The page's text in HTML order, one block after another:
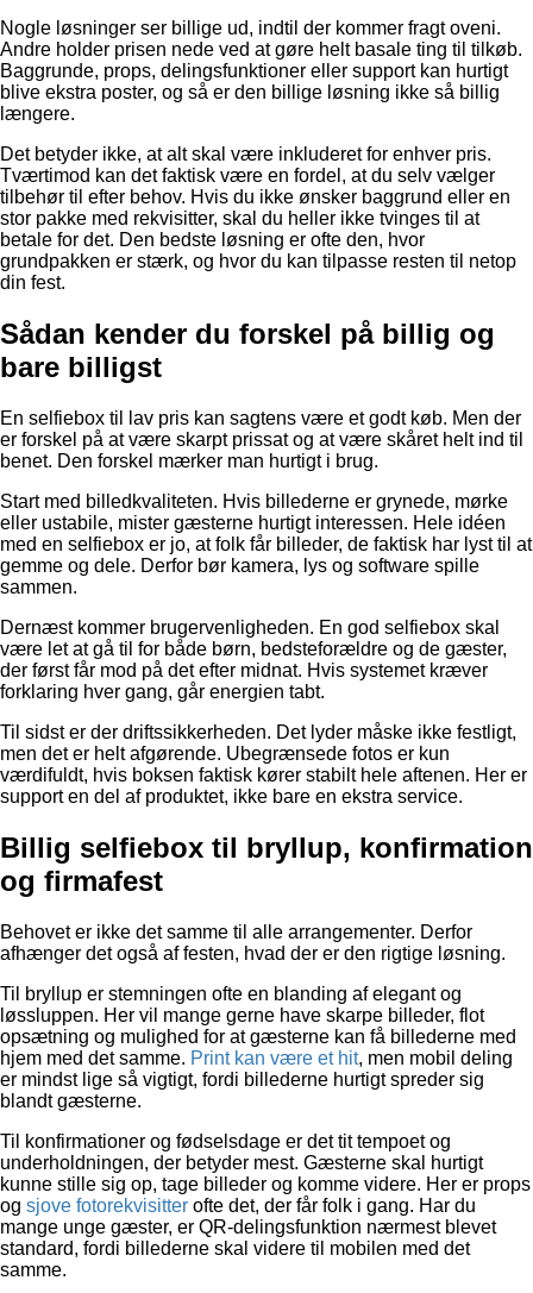
Nogle løsninger ser billige ud, indtil der kommer fragt oveni.
Andre holder prisen nede ved at gøre helt basale ting til tilkøb.
Baggrunde, props, delingsfunktioner eller support kan hurtigt
blive ekstra poster, og så er den billige løsning ikke så billig
længere.
Det betyder ikke, at alt skal være inkluderet for enhver pris.
Tværtimod kan det faktisk være en fordel, at du selv vælger
tilbehør til efter behov. Hvis du ikke ønsker baggrund eller en
stor pakke med rekvisitter, skal du heller ikke tvinges til at
betale for det. Den bedste løsning er ofte den, hvor
grundpakken er stærk, og hvor du kan tilpasse resten til netop
din fest.
Sådan kender du forskel på billig og
bare billigst
En selfiebox til lav pris kan sagtens være et godt køb. Men der
er forskel på at være skarpt prissat og at være skåret helt ind til
benet. Den forskel mærker man hurtigt i brug.
Start med billedkvaliteten. Hvis billederne er grynede, mørke
eller ustabile, mister gæsterne hurtigt interessen. Hele idéen
med en selfiebox er jo, at folk får billeder, de faktisk har lyst til at
gemme og dele. Derfor bør kamera, lys og software spille
sammen.
Dernæst kommer brugervenligheden. En god selfiebox skal
være let at gå til for både børn, bedsteforældre og de gæster,
der først får mod på det efter midnat. Hvis systemet kræver
forklaring hver gang, går energien tabt.
Til sidst er der driftssikkerheden. Det lyder måske ikke festligt,
men det er helt afgørende. Ubegrænsede fotos er kun
værdifuldt, hvis boksen faktisk kører stabilt hele aftenen. Her er
support en del af produktet, ikke bare en ekstra service.
Billig selfiebox til bryllup, konfirmation
og firmafest
Behovet er ikke det samme til alle arrangementer. Derfor
afhænger det også af festen, hvad der er den rigtige løsning.
Til bryllup er stemningen ofte en blanding af elegant og
løssluppen. Her vil mange gerne have skarpe billeder, flot
opsætning og mulighed for at gæsterne kan få billederne med
hjem med det samme. Print kan være et hit, men mobil deling
er mindst lige så vigtigt, fordi billederne hurtigt spreder sig
blandt gæsterne.
Til konfirmationer og fødselsdage er det tit tempoet og
underholdningen, der betyder mest. Gæsterne skal hurtigt
kunne stille sig op, tage billeder og komme videre. Her er props
og sjove fotorekvisitter ofte det, der får folk i gang. Har du
mange unge gæster, er QR-delingsfunktion nærmest blevet
standard, fordi billederne skal videre til mobilen med det
samme.